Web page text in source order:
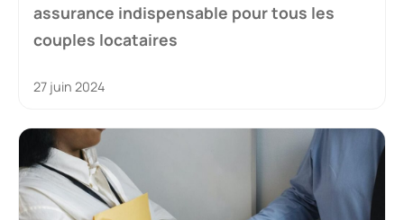
assurance indispensable pour tous les
couples locataires
27 juin 2024